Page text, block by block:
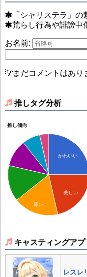
「シャリステラ」
荒らし行為や誹謗中
お名前:
💡まだコメントはあり
推しタグ分析
推し傾向
かわいい
美しい
尊い
キャスティングアプ
レスレ